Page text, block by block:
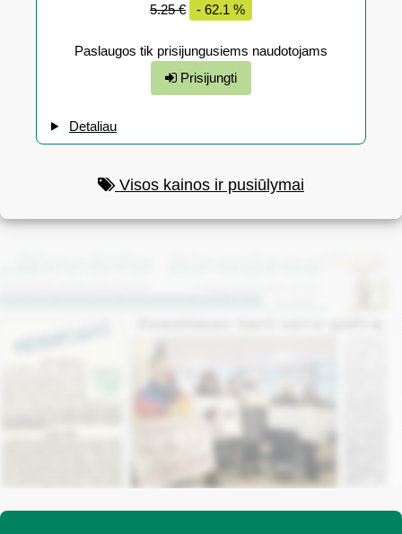
5.25 €
- 62.1 %
Paslaugos tik prisijungusiems naudotojams
Prisijungti
Detaliau
Visos kainos ir pusiūlymai